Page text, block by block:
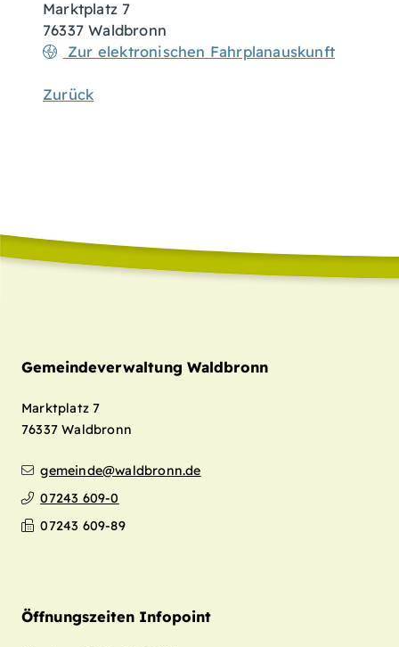
Marktplatz 7
76337 Waldbronn
Zur elektronischen Fahrplanauskunft
Zurück
Gemeindeverwaltung Waldbronn
Marktplatz 7
76337 Waldbronn
gemeinde@waldbronn.de
07243 609-0
07243 609-89
Öffnungszeiten Infopoint